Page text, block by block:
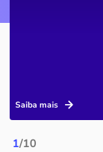
1/10
Saiba mais